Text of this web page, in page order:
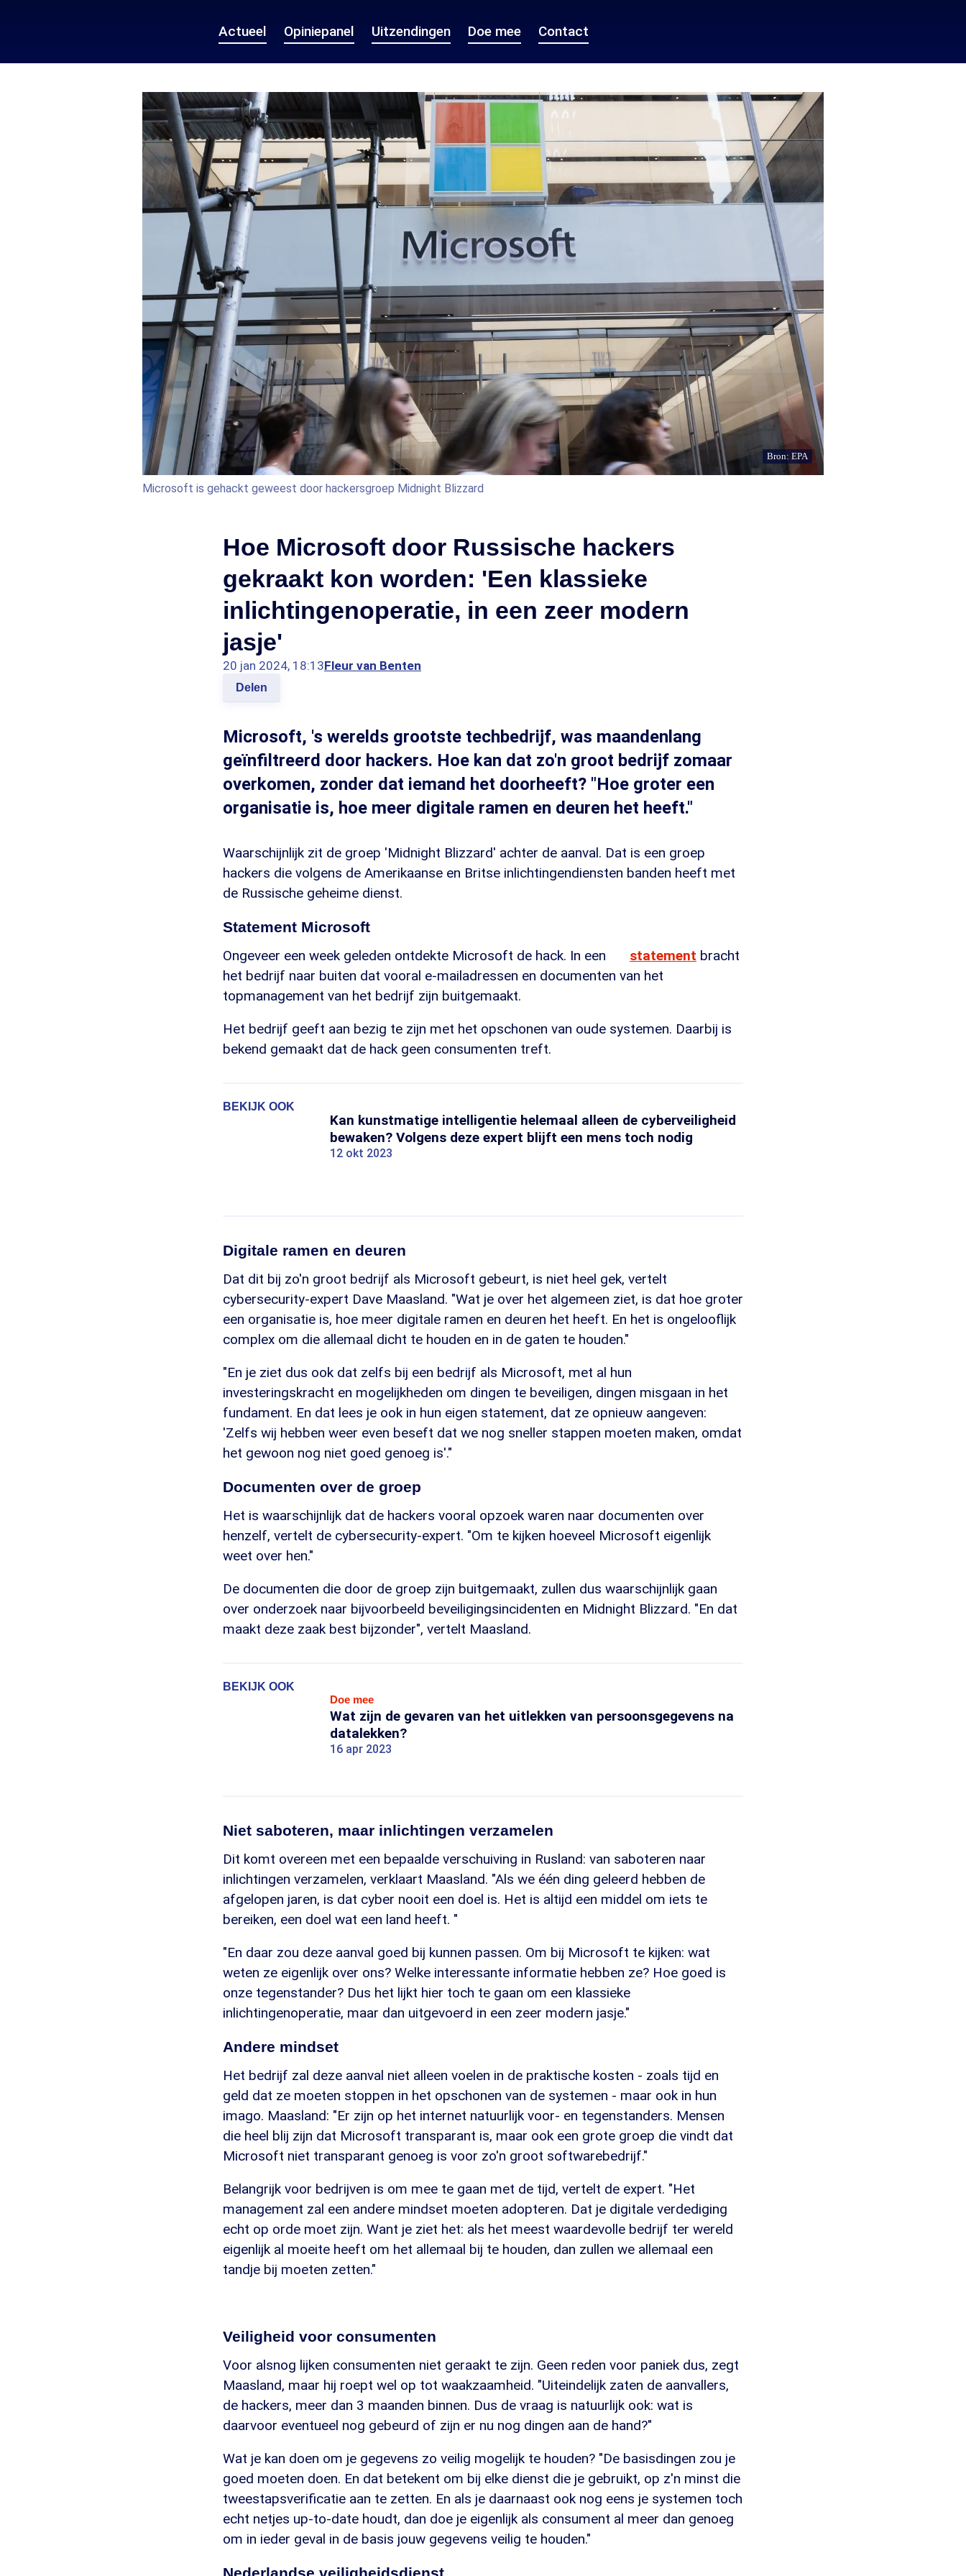
Actueel Opiniepanel Uitzendingen Doe mee Contact
Bron: EPA
Microsoft is gehackt geweest door hackersgroep Midnight Blizzard
Hoe Microsoft door Russische hackers
gekraakt kon worden: 'Een klassieke
inlichtingenoperatie, in een zeer modern
jasje'
20 jan 2024, 18:13Fleur van Benten
Delen
Microsoft, 's werelds grootste techbedrijf, was maandenlang
geïnfiltreerd door hackers. Hoe kan dat zo'n groot bedrijf zomaar
overkomen, zonder dat iemand het doorheeft? "Hoe groter een
organisatie is, hoe meer digitale ramen en deuren het heeft."
Waarschijnlijk zit de groep 'Midnight Blizzard' achter de aanval. Dat is een groep
hackers die volgens de Amerikaanse en Britse inlichtingendiensten banden heeft met
de Russische geheime dienst.
Statement Microsoft
Ongeveer een week geleden ontdekte Microsoft de hack. In een
statement bracht
het bedrijf naar buiten dat vooral e-mailadressen en documenten van het
topmanagement van het bedrijf zijn buitgemaakt.
Het bedrijf geeft aan bezig te zijn met het opschonen van oude systemen. Daarbij is
bekend gemaakt dat de hack geen consumenten treft.
BEKIJK OOK
Kan kunstmatige intelligentie helemaal alleen de cyberveiligheid
bewaken? Volgens deze expert blijft een mens toch nodig
12 okt 2023
Digitale ramen en deuren
Dat dit bij zo'n groot bedrijf als Microsoft gebeurt, is niet heel gek, vertelt
cybersecurity-expert Dave Maasland. "Wat je over het algemeen ziet, is dat hoe groter
een organisatie is, hoe meer digitale ramen en deuren het heeft. En het is ongelooflijk
complex om die allemaal dicht te houden en in de gaten te houden."
"En je ziet dus ook dat zelfs bij een bedrijf als Microsoft, met al hun
investeringskracht en mogelijkheden om dingen te beveiligen, dingen misgaan in het
fundament. En dat lees je ook in hun eigen statement, dat ze opnieuw aangeven:
'Zelfs wij hebben weer even beseft dat we nog sneller stappen moeten maken, omdat
het gewoon nog niet goed genoeg is'."
Documenten over de groep
Het is waarschijnlijk dat de hackers vooral opzoek waren naar documenten over
henzelf, vertelt de cybersecurity-expert. "Om te kijken hoeveel Microsoft eigenlijk
weet over hen."
De documenten die door de groep zijn buitgemaakt, zullen dus waarschijnlijk gaan
over onderzoek naar bijvoorbeeld beveiligingsincidenten en Midnight Blizzard. "En dat
maakt deze zaak best bijzonder", vertelt Maasland.
BEKIJK OOK
Doe mee
Wat zijn de gevaren van het uitlekken van persoonsgegevens na
datalekken?
16 apr 2023
Niet saboteren, maar inlichtingen verzamelen
Dit komt overeen met een bepaalde verschuiving in Rusland: van saboteren naar
inlichtingen verzamelen, verklaart Maasland. "Als we één ding geleerd hebben de
afgelopen jaren, is dat cyber nooit een doel is. Het is altijd een middel om iets te
bereiken, een doel wat een land heeft. "
"En daar zou deze aanval goed bij kunnen passen. Om bij Microsoft te kijken: wat
weten ze eigenlijk over ons? Welke interessante informatie hebben ze? Hoe goed is
onze tegenstander? Dus het lijkt hier toch te gaan om een klassieke
inlichtingenoperatie, maar dan uitgevoerd in een zeer modern jasje."
Andere mindset
Het bedrijf zal deze aanval niet alleen voelen in de praktische kosten - zoals tijd en
geld dat ze moeten stoppen in het opschonen van de systemen - maar ook in hun
imago. Maasland: "Er zijn op het internet natuurlijk voor- en tegenstanders. Mensen
die heel blij zijn dat Microsoft transparant is, maar ook een grote groep die vindt dat
Microsoft niet transparant genoeg is voor zo'n groot softwarebedrijf."
Belangrijk voor bedrijven is om mee te gaan met de tijd, vertelt de expert. "Het
management zal een andere mindset moeten adopteren. Dat je digitale verdediging
echt op orde moet zijn. Want je ziet het: als het meest waardevolle bedrijf ter wereld
eigenlijk al moeite heeft om het allemaal bij te houden, dan zullen we allemaal een
tandje bij moeten zetten."
Veiligheid voor consumenten
Voor alsnog lijken consumenten niet geraakt te zijn. Geen reden voor paniek dus, zegt
Maasland, maar hij roept wel op tot waakzaamheid. "Uiteindelijk zaten de aanvallers,
de hackers, meer dan 3 maanden binnen. Dus de vraag is natuurlijk ook: wat is
daarvoor eventueel nog gebeurd of zijn er nu nog dingen aan de hand?"
Wat je kan doen om je gegevens zo veilig mogelijk te houden? "De basisdingen zou je
goed moeten doen. En dat betekent om bij elke dienst die je gebruikt, op z'n minst die
tweestapsverificatie aan te zetten. En als je daarnaast ook nog eens je systemen toch
echt netjes up-to-date houdt, dan doe je eigenlijk als consument al meer dan genoeg
om in ieder geval in de basis jouw gegevens veilig te houden."